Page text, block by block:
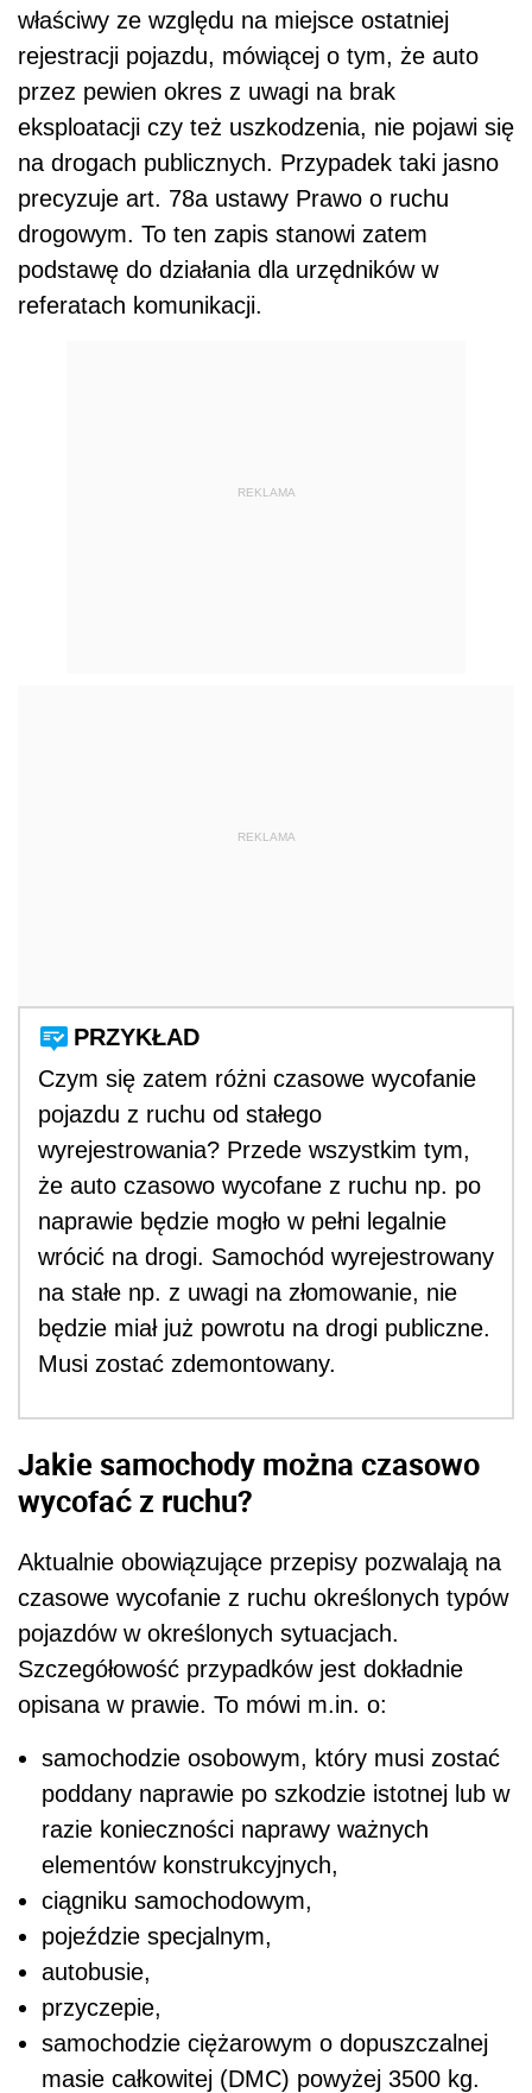
właściwy ze względu na miejsce ostatniej
rejestracji pojazdu, mówiącej o tym, że auto
przez pewien okres z uwagi na brak
eksploatacji czy też uszkodzenia, nie pojawi się
na drogach publicznych. Przypadek taki jasno
precyzuje art. 78a ustawy Prawo o ruchu
drogowym. To ten zapis stanowi zatem
podstawę do działania dla urzędników w
referatach komunikacji.
REKLAMA
REKLAMA
PRZYKŁAD
Czym się zatem różni czasowe wycofanie
pojazdu z ruchu od stałego
wyrejestrowania? Przede wszystkim tym,
że auto czasowo wycofane z ruchu np. po
naprawie będzie mogło w pełni legalnie
wrócić na drogi. Samochód wyrejestrowany
na stałe np. z uwagi na złomowanie, nie
będzie miał już powrotu na drogi publiczne.
Musi zostać zdemontowany.
Jakie samochody można czasowo
wycofać z ruchu?
Aktualnie obowiązujące przepisy pozwalają na
czasowe wycofanie z ruchu określonych typów
pojazdów w określonych sytuacjach.
Szczegółowość przypadków jest dokładnie
opisana w prawie. To mówi m.in. o:
samochodzie osobowym, który musi zostać
poddany naprawie po szkodzie istotnej lub w
razie konieczności naprawy ważnych
elementów konstrukcyjnych,
ciągniku samochodowym,
pojeździe specjalnym,
autobusie,
przyczepie,
samochodzie ciężarowym o dopuszczalnej
masie całkowitej (DMC) powyżej 3500 kg.